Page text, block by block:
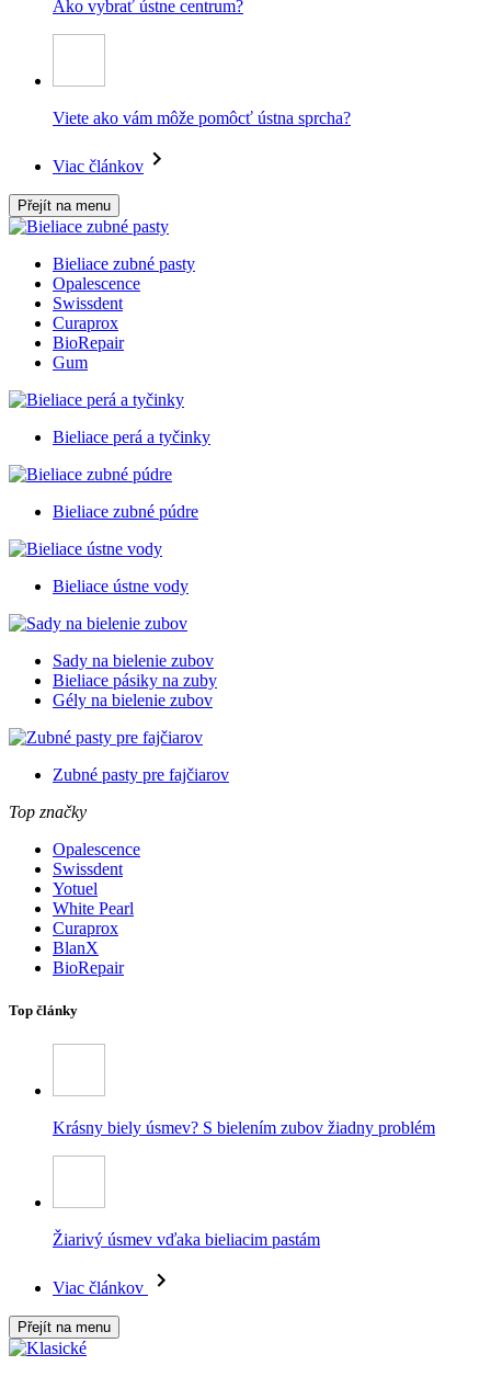
Ako vybrať ústne centrum?
Viete ako vám môže pomôcť ústna sprcha?
Viac článkov
Přejít na menu
Bieliace zubné pasty
Opalescence
Swissdent
Curaprox
BioRepair
Gum
Bieliace perá a tyčinky
Bieliace zubné púdre
Bieliace ústne vody
Sady na bielenie zubov
Bieliace pásiky na zuby
Gély na bielenie zubov
Zubné pasty pre fajčiarov
Top značky
Opalescence
Swissdent
Yotuel
White Pearl
Curaprox
BlanX
BioRepair
Top články
Krásny biely úsmev? S bielením zubov žiadny problém
Žiarivý úsmev vďaka bieliacim pastám
Viac článkov
Přejít na menu